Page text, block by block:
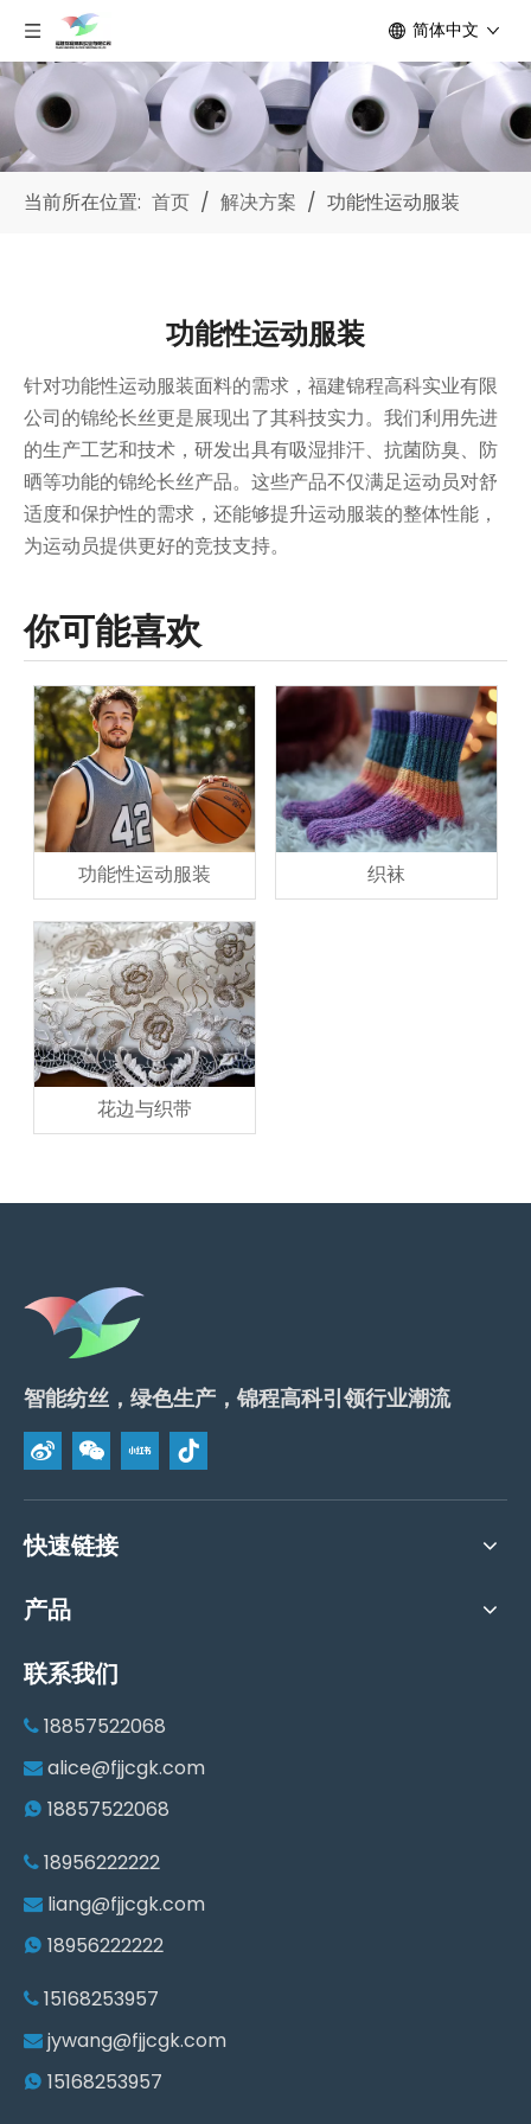
简体中文
当前所在位置: 首页 / 解决方案 / 功能性运动服装
功能性运动服装
针对功能性运动服装面料的需求，福建锦程高科实业有限
公司的锦纶长丝更是展现出了其科技实力。我们利用先进
的生产工艺和技术，研发出具有吸湿排汗、抗菌防臭、防
晒等功能的锦纶长丝产品。这些产品不仅满足运动员对舒
适度和保护性的需求，还能够提升运动服装的整体性能，
为运动员提供更好的竞技支持。
你可能喜欢
功能性运动服装 织袜
花边与织带
智能纺丝，绿色生产，锦程高科引领行业潮流
快速链接
产品
联系我们
 18857522068
 alice@fjjcgk.com
 18857522068
 18956222222
 liang@fjjcgk.com
 18956222222
 15168253957
 jywang@fjjcgk.com
 15168253957